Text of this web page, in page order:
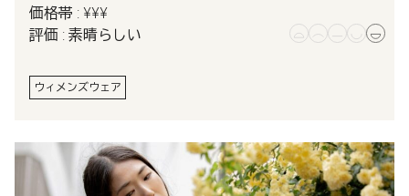
価格帯 : ¥¥¥
評価 : 素晴らしい
ウィメンズウェア